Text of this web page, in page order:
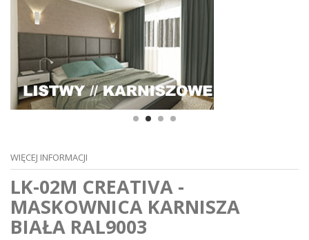
WIĘCEJ INFORMACJI
LK-02M CREATIVA -
MASKOWNICA KARNISZA
BIAŁA RAL9003